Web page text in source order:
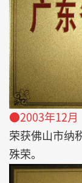
●2003年12月
荣获佛山市纳
殊荣。